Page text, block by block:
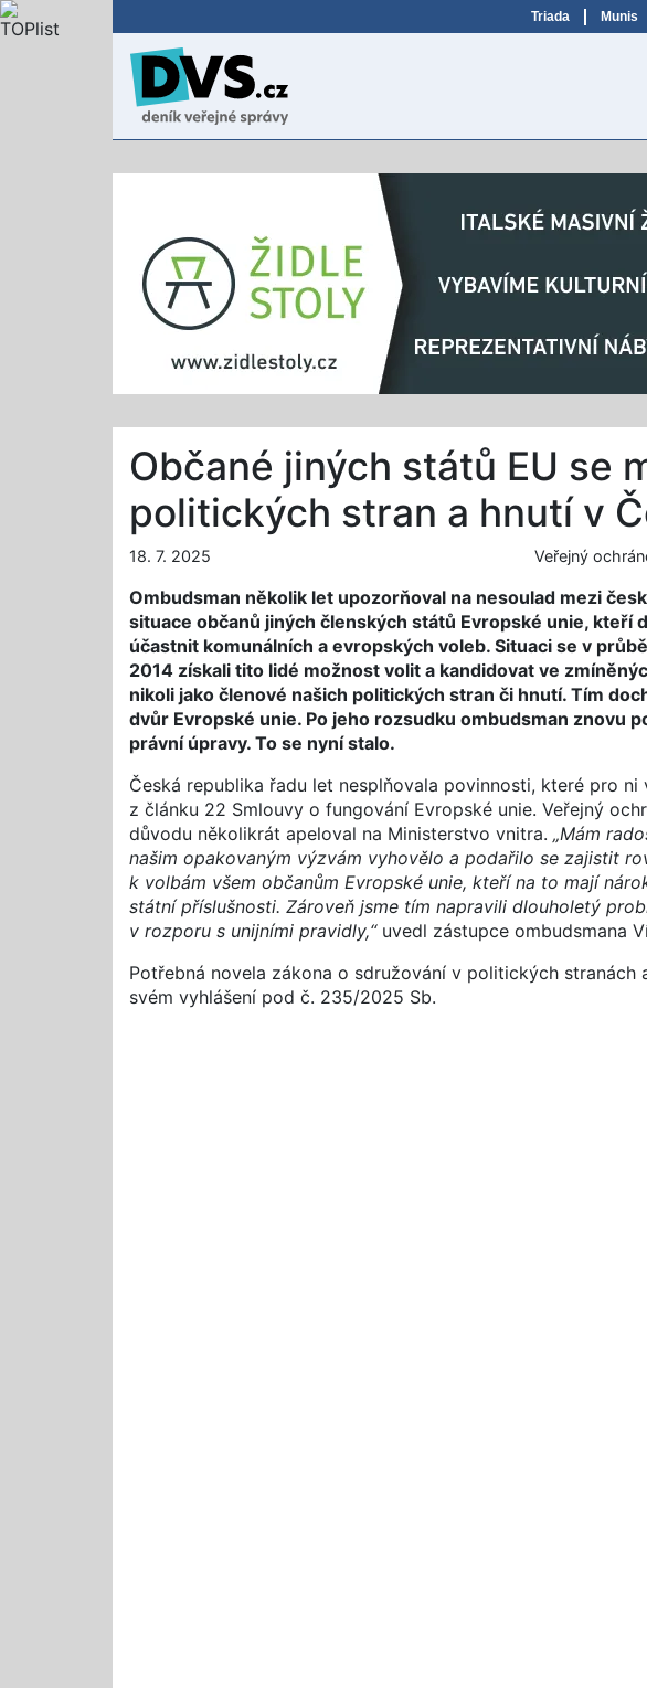
Triada Munis
Občané jiných států EU se
politických stran a hnutí v
18. 7. 2025 Veřejný
Ombudsman několik let upozorňoval na nesoulad mezi
situace občanů jiných členských států Evropské unie, kteří
účastnit komunálních a evropských voleb. Situaci se v
2014 získali tito lidé možnost volit a kandidovat ve
nikoli jako členové našich politických stran či hnutí. Tím
dvůr Evropské unie. Po jeho rozsudku ombudsman znovu
právní úpravy. To se nyní stalo.
Česká republika řadu let nesplňovala povinnosti, které pro ni
z článku 22 Smlouvy o fungování Evropské unie. Veřejný
důvodu několikrát apeloval na Ministerstvo vnitra. „Mám
našim opakovaným výzvám vyhovělo a podařilo se zajistit
k volbám všem občanům Evropské unie, kteří na to mají
státní příslušnosti. Zároveň jsme tím napravili dlouholetý
v rozporu s unijními pravidly,“ uvedl zástupce ombudsmana
Potřebná novela zákona o sdružování v politických
svém vyhlášení pod č. 235/2025 Sb.